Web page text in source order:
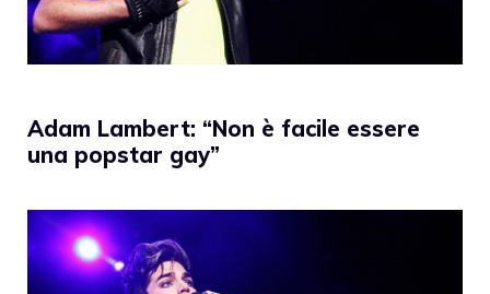
Adam Lambert: “Non è facile essere
una popstar gay”